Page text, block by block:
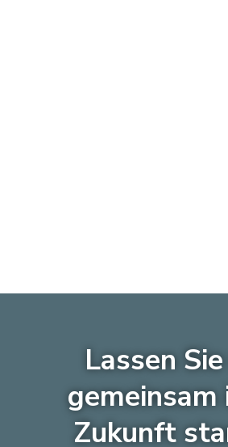
Lassen
gemeinsam
Zukunft